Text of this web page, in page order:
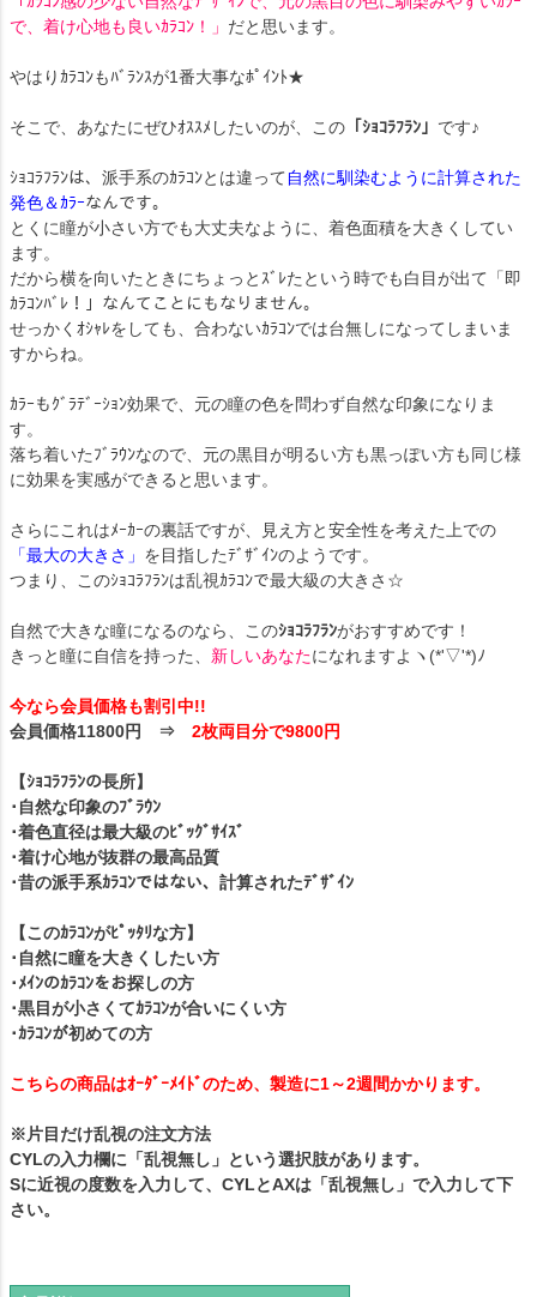
で、着け心地も良いｶﾗｺﾝ！」 だと思います。
やはりｶﾗｺﾝもﾊﾞﾗﾝｽが1番大事なﾎﾟｲﾝﾄ★
そこで、あなたにぜひｵｽｽﾒしたいのが、この 「ｼｮｺﾗﾌﾗﾝ」 です♪
ｼｮｺﾗﾌﾗﾝは、派手系のｶﾗｺﾝとは違って 自然に馴染むように計算された
発色＆ｶﾗｰなんです。
とくに瞳が小さい方でも大丈夫なように、着色面積を大きくしてい
ます。
だから横を向いたときにちょっとｽﾞﾚたという時でも白目が出て「即
ｶﾗｺﾝﾊﾞﾚ！」なんてことにもなりません。
せっかくｵｼｬﾚをしても、合わないｶﾗｺﾝでは台無しになってしまいま
すからね。
ｶﾗｰもｸﾞﾗﾃﾞｰｼｮﾝ効果で、元の瞳の色を問わず自然な印象になりま
す。
落ち着いたﾌﾞﾗｳﾝなので、元の黒目が明るい方も黒っぽい方も同じ様
に効果を実感ができると思います。
さらにこれはﾒｰｶｰの裏話ですが、見え方と安全性を考えた上での
「最大の大きさ」 を目指したﾃﾞｻﾞｲﾝのようです。
つまり、このｼｮｺﾗﾌﾗﾝは乱視ｶﾗｺﾝで最大級の大きさ☆
自然で大きな瞳になるのなら、このｼｮｺﾗﾌﾗﾝがおすすめです！
きっと瞳に自信を持った、 新しいあなたになれますよヽ(*'▽'*)ﾉ
今なら会員価格も割引中!!
会員価格11800円 ⇒ 2枚両目分で9800円
【ｼｮｺﾗﾌﾗﾝの長所】
･自然な印象のﾌﾞﾗｳﾝ
･着色直径は最大級のﾋﾞｯｸﾞｻｲｽﾞ
･着け心地が抜群の最高品質
･昔の派手系ｶﾗｺﾝではない、計算されたﾃﾞｻﾞｲﾝ
【このｶﾗｺﾝがﾋﾟｯﾀﾘな方】
･自然に瞳を大きくしたい方
･ﾒｲﾝのｶﾗｺﾝをお探しの方
･黒目が小さくてｶﾗｺﾝが合いにくい方
･ｶﾗｺﾝが初めての方
こちらの商品はｵｰﾀﾞｰﾒｲﾄﾞのため、製造に1～2週間かかります。
※片目だけ乱視の注文方法
CYLの入力欄に「乱視無し」という選択肢があります。
Sに近視の度数を入力して、CYLとAXは「乱視無し」で入力して下
さい。